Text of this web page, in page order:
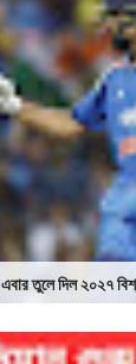
তুলে দিল ২০২৭